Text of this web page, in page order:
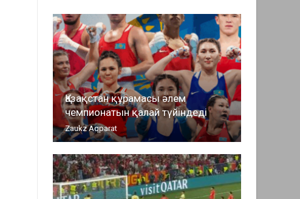
Қазақстан құрамасы әлем
чемпионатын қалай түйіндеді
Zaukz Aqparat